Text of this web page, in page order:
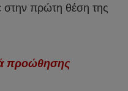
στην πρώτη θέση της
προώθησης